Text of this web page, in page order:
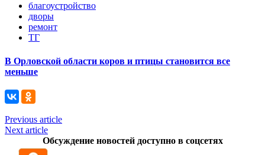
благоустройство
дворы
ремонт
ТГ
В Орловской области коров и птицы становится все
меньше
Previous article
Next article
Обсуждение новостей доступно в соцсетях